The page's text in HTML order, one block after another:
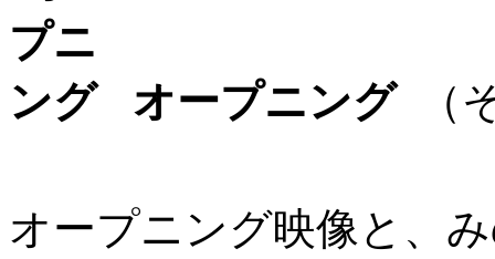
オープニング（
オープニング映像と、